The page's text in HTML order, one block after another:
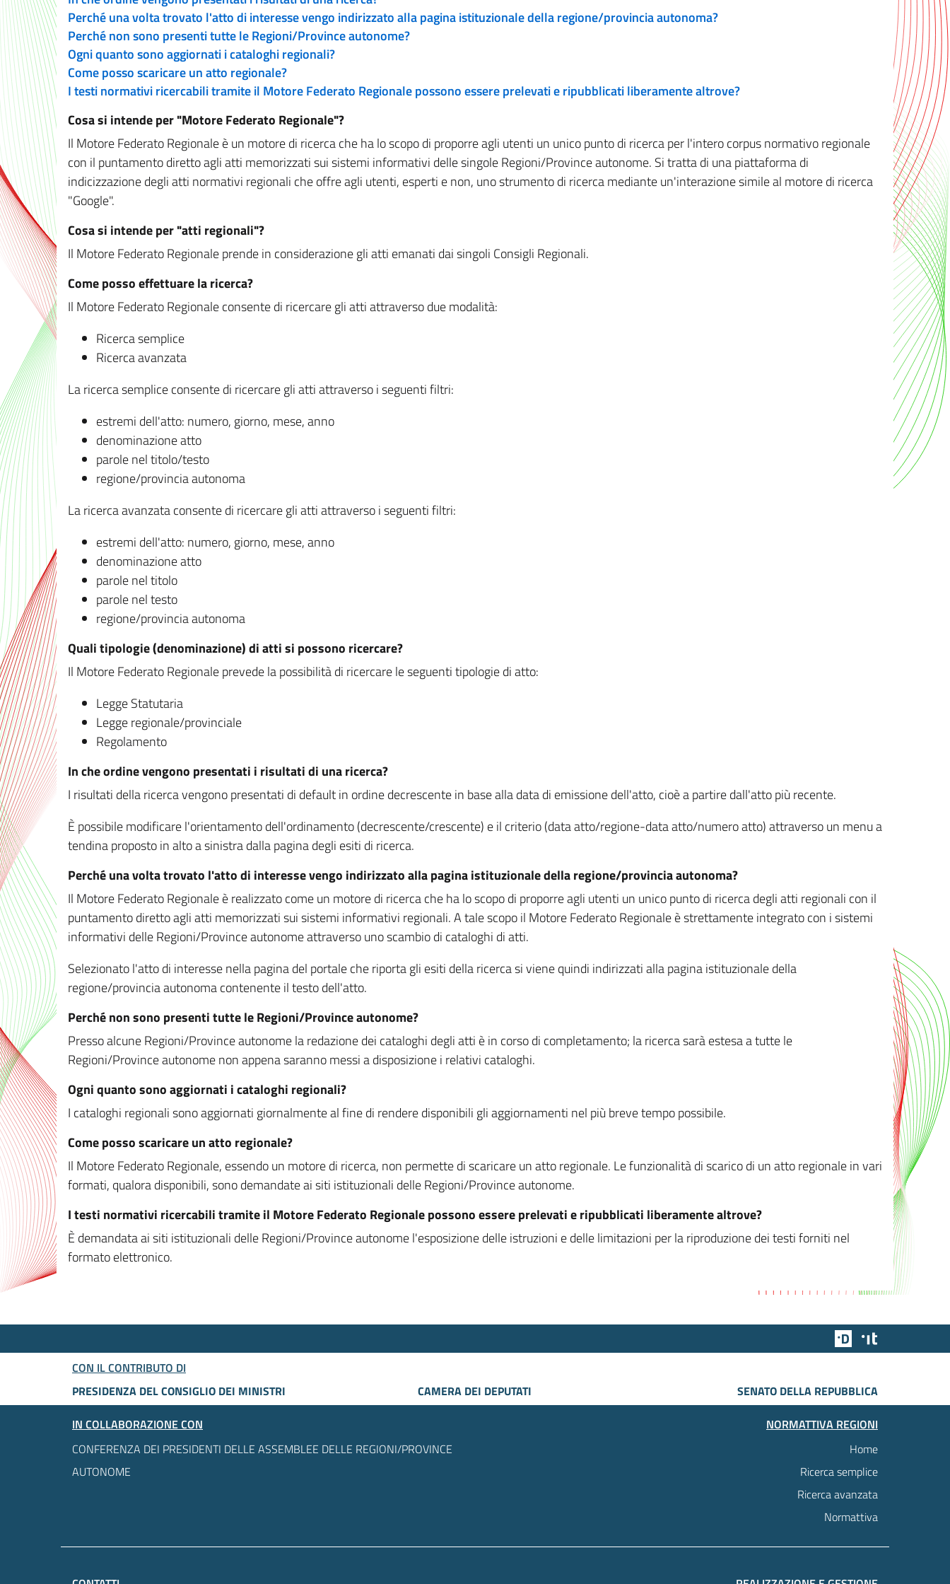
Perché una volta trovato l'atto di interesse vengo indirizzato alla pagina istituzionale della regione/provincia autonoma?
Perché non sono presenti tutte le Regioni/Province autonome?
Ogni quanto sono aggiornati i cataloghi regionali?
Come posso scaricare un atto regionale?
I testi normativi ricercabili tramite il Motore Federato Regionale possono essere prelevati e ripubblicati liberamente altrove?
Cosa si intende per "Motore Federato Regionale"?
Il Motore Federato Regionale è un motore di ricerca che ha lo scopo di proporre agli utenti un unico punto di ricerca per l'intero corpus normativo regionale
con il puntamento diretto agli atti memorizzati sui sistemi informativi delle singole Regioni/Province autonome. Si tratta di una piattaforma di
indicizzazione degli atti normativi regionali che offre agli utenti, esperti e non, uno strumento di ricerca mediante un'interazione simile al motore di ricerca
"Google".
Cosa si intende per "atti regionali"?
Il Motore Federato Regionale prende in considerazione gli atti emanati dai singoli Consigli Regionali.
Come posso effettuare la ricerca?
Il Motore Federato Regionale consente di ricercare gli atti attraverso due modalità:
Ricerca semplice
Ricerca avanzata
La ricerca semplice consente di ricercare gli atti attraverso i seguenti filtri:
estremi dell'atto: numero, giorno, mese, anno
denominazione atto
parole nel titolo/testo
regione/provincia autonoma
La ricerca avanzata consente di ricercare gli atti attraverso i seguenti filtri:
estremi dell'atto: numero, giorno, mese, anno
denominazione atto
parole nel titolo
parole nel testo
regione/provincia autonoma
Quali tipologie (denominazione) di atti si possono ricercare?
Il Motore Federato Regionale prevede la possibilità di ricercare le seguenti tipologie di atto:
Legge Statutaria
Legge regionale/provinciale
Regolamento
In che ordine vengono presentati i risultati di una ricerca?
I risultati della ricerca vengono presentati di default in ordine decrescente in base alla data di emissione dell'atto, cioè a partire dall'atto più recente.
È possibile modificare l'orientamento dell'ordinamento (decrescente/crescente) e il criterio (data atto/regione-data atto/numero atto) attraverso un menu a
tendina proposto in alto a sinistra dalla pagina degli esiti di ricerca.
Perché una volta trovato l'atto di interesse vengo indirizzato alla pagina istituzionale della regione/provincia autonoma?
Il Motore Federato Regionale è realizzato come un motore di ricerca che ha lo scopo di proporre agli utenti un unico punto di ricerca degli atti regionali con il
puntamento diretto agli atti memorizzati sui sistemi informativi regionali. A tale scopo il Motore Federato Regionale è strettamente integrato con i sistemi
informativi delle Regioni/Province autonome attraverso uno scambio di cataloghi di atti.
Selezionato l'atto di interesse nella pagina del portale che riporta gli esiti della ricerca si viene quindi indirizzati alla pagina istituzionale della
regione/provincia autonoma contenente il testo dell'atto.
Perché non sono presenti tutte le Regioni/Province autonome?
Presso alcune Regioni/Province autonome la redazione dei cataloghi degli atti è in corso di completamento; la ricerca sarà estesa a tutte le
Regioni/Province autonome non appena saranno messi a disposizione i relativi cataloghi.
Ogni quanto sono aggiornati i cataloghi regionali?
I cataloghi regionali sono aggiornati giornalmente al fine di rendere disponibili gli aggiornamenti nel più breve tempo possibile.
Come posso scaricare un atto regionale?
Il Motore Federato Regionale, essendo un motore di ricerca, non permette di scaricare un atto regionale. Le funzionalità di scarico di un atto regionale in vari
formati, qualora disponibili, sono demandate ai siti istituzionali delle Regioni/Province autonome.
I testi normativi ricercabili tramite il Motore Federato Regionale possono essere prelevati e ripubblicati liberamente altrove?
È demandata ai siti istituzionali delle Regioni/Province autonome l'esposizione delle istruzioni e delle limitazioni per la riproduzione dei testi forniti nel
formato elettronico.
Team Digitale
CON IL CONTRIBUTO DI
PRESIDENZA DEL CONSIGLIO DEI MINISTRI
CAMERA DEI DEPUTATI
SENATO DELLA REPUBBLICA
IN COLLABORAZIONE CON
CONFERENZA DEI PRESIDENTI DELLE ASSEMBLEE DELLE REGIONI/PROVINCE
AUTONOME
NORMATTIVA REGIONI
Home
Ricerca semplice
Ricerca avanzata
Normattiva